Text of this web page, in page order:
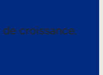
croissance.